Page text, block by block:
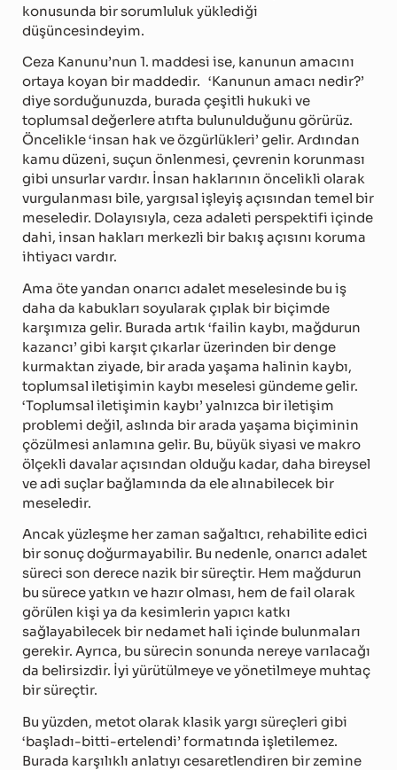
konusunda bir sorumluluk yüklediği
düşüncesindeyim.
Ceza Kanunu’nun 1. maddesi ise, kanunun amacını
ortaya koyan bir maddedir. ‘Kanunun amacı nedir?’
diye sorduğunuzda, burada çeşitli hukuki ve
toplumsal değerlere atıfta bulunulduğunu görürüz.
Öncelikle ‘insan hak ve özgürlükleri’ gelir. Ardından
kamu düzeni, suçun önlenmesi, çevrenin korunması
gibi unsurlar vardır. İnsan haklarının öncelikli olarak
vurgulanması bile, yargısal işleyiş açısından temel bir
meseledir. Dolayısıyla, ceza adaleti perspektifi içinde
dahi, insan hakları merkezli bir bakış açısını koruma
ihtiyacı vardır.
Ama öte yandan onarıcı adalet meselesinde bu iş
daha da kabukları soyularak çıplak bir biçimde
karşımıza gelir. Burada artık ‘failin kaybı, mağdurun
kazancı’ gibi karşıt çıkarlar üzerinden bir denge
kurmaktan ziyade, bir arada yaşama halinin kaybı,
toplumsal iletişimin kaybı meselesi gündeme gelir.
‘Toplumsal iletişimin kaybı’ yalnızca bir iletişim
problemi değil, aslında bir arada yaşama biçiminin
çözülmesi anlamına gelir. Bu, büyük siyasi ve makro
ölçekli davalar açısından olduğu kadar, daha bireysel
ve adi suçlar bağlamında da ele alınabilecek bir
meseledir.
Ancak yüzleşme her zaman sağaltıcı, rehabilite edici
bir sonuç doğurmayabilir. Bu nedenle, onarıcı adalet
süreci son derece nazik bir süreçtir. Hem mağdurun
bu sürece yatkın ve hazır olması, hem de fail olarak
görülen kişi ya da kesimlerin yapıcı katkı
sağlayabilecek bir nedamet hali içinde bulunmaları
gerekir. Ayrıca, bu sürecin sonunda nereye varılacağı
da belirsizdir. İyi yürütülmeye ve yönetilmeye muhtaç
bir süreçtir.
Bu yüzden, metot olarak klasik yargı süreçleri gibi
‘başladı-bitti-ertelendi’ formatında işletilemez.
Burada karşılıklı anlatıyı cesaretlendiren bir zemine